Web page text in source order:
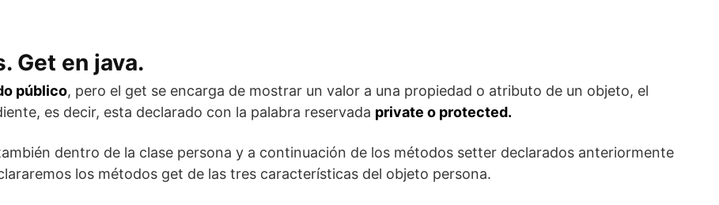
Get en java.
público, pero el get se encarga de mostrar un valor a una propiedad o atributo de un objeto, el
es decir, esta declarado con la palabra reservada private o protected.
dentro de la clase persona y a continuación de los métodos setter declarados anteriormente
los métodos get de las tres características del objeto persona.